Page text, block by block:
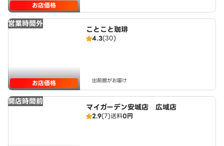
お店価格
営業時間外
お店価格
ことこと珈琲
4.3(30)
出前館がお届け
開店時間前
マイガーデン安城店 広域店
2.9(7)送料0円